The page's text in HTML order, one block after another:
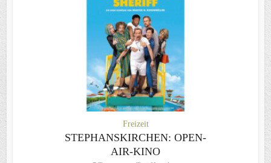
Freizeit
STEPHANSKIRCHEN: OPEN-
AIR-KINO